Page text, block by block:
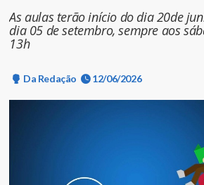
As aulas terão início do dia 20de
dia 05 de setembro, sempre aos
13h
Da Redação 12/06/2026